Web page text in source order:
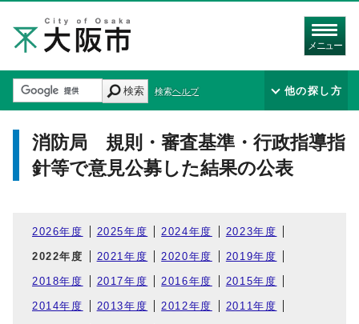
メニュー
検索 検索ヘルプ 他の探し方
消防局 規則・審査基準・行政指導指
針等で意見公募した結果の公表
2026年度 2025年度 2024年度 2023年度
2022年度 2021年度 2020年度 2019年度
2018年度 2017年度 2016年度 2015年度
2014年度 2013年度 2012年度 2011年度